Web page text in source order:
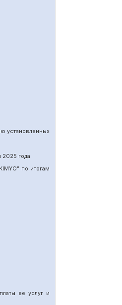
установленных
2025 года.
” по итогам
ее услуг и